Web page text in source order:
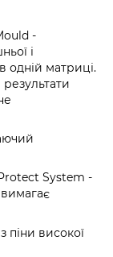
-
і
одній матриці.
System -
піни високої